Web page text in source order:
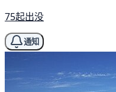
75起出没
通知